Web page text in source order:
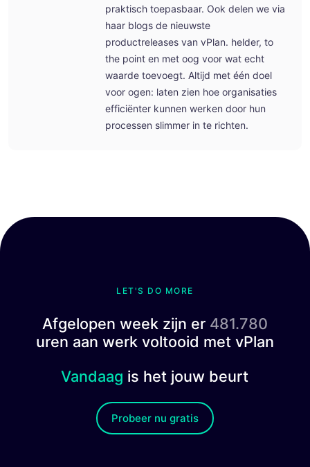
praktisch toepasbaar. Ook delen we via
haar blogs de nieuwste
productreleases van vPlan. helder, to
the point en met oog voor wat echt
waarde toevoegt. Altijd met één doel
voor ogen: laten zien hoe organisaties
efficiënter kunnen werken door hun
processen slimmer in te richten.
LET'S DO MORE
Afgelopen week zijn er 481.780
uren aan werk voltooid met vPlan
Vandaag is het jouw beurt
Probeer nu gratis